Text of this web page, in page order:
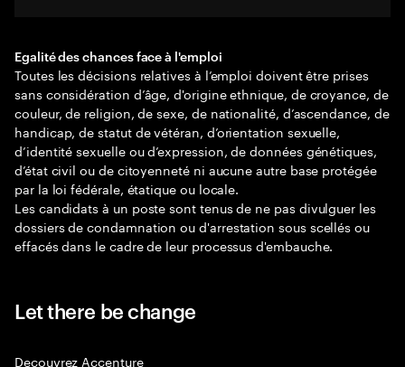
Egalité des chances face à l'emploi
Toutes les décisions relatives à l’emploi doivent être prises
sans considération d’âge, d'origine ethnique, de croyance, de
couleur, de religion, de sexe, de nationalité, d’ascendance, de
handicap, de statut de vétéran, d’orientation sexuelle,
d’identité sexuelle ou d’expression, de données génétiques,
d’état civil ou de citoyenneté ni aucune autre base protégée
par la loi fédérale, étatique ou locale.
Les candidats à un poste sont tenus de ne pas divulguer les
dossiers de condamnation ou d'arrestation sous scellés ou
effacés dans le cadre de leur processus d'embauche.
Let there be change
Decouvrez Accenture